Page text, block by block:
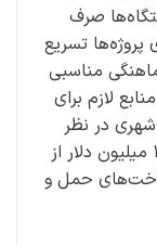
صرف
پروژه‌ها تسریع
مناسبی
لازم برای
در نظر
گرفته شده است. همچنین ۲ میلیارد و ۱۰۰ میلیون دلار از
حمل و